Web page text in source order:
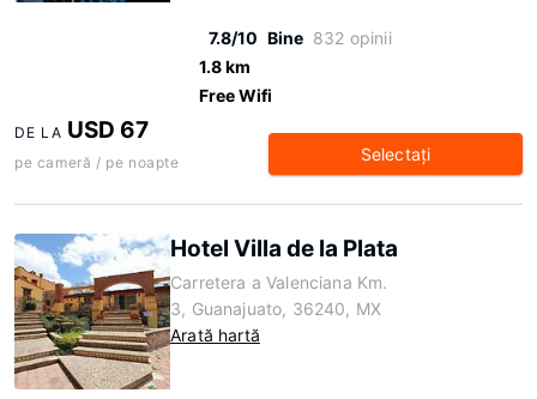
7.8/10 Bine 832 opinii
1.8 km
Free Wifi
DE LA USD 67
pe cameră / pe noapte Selectaţi
Hotel Villa de la Plata
Carretera a Valenciana Km.
3, Guanajuato, 36240, MX
Arată hartă